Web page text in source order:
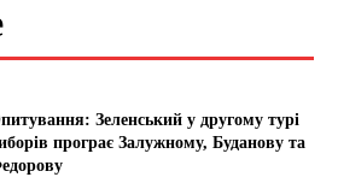
Зеленський у другому турі
програє Залужному, Буданову та